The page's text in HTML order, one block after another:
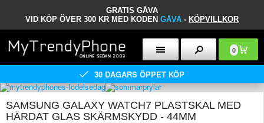
GRATIS GÅVA
VID KÖP ÖVER 300 KR MED KODEN GÅVA - KÖPVILLKOR
0
30 DAGARS ÖPPET KÖP
SAMSUNG GALAXY WATCH7 PLASTSKAL MED
HÄRDAT GLAS SKÄRMSKYDD - 44MM